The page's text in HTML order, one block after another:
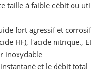
taille à faible débit ou
fort agressif et
HF), l'acide nitrique.,
inoxydable
et le débit total